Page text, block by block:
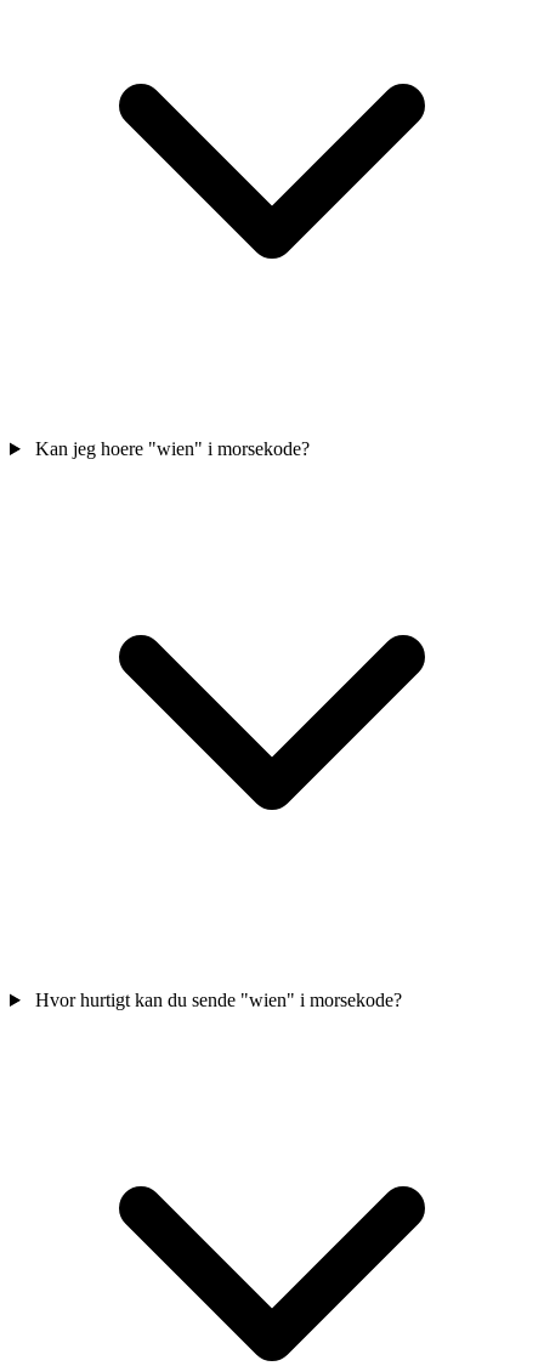
Kan jeg hoere "wien" i morsekode?
Hvor hurtigt kan du sende "wien" i morsekode?